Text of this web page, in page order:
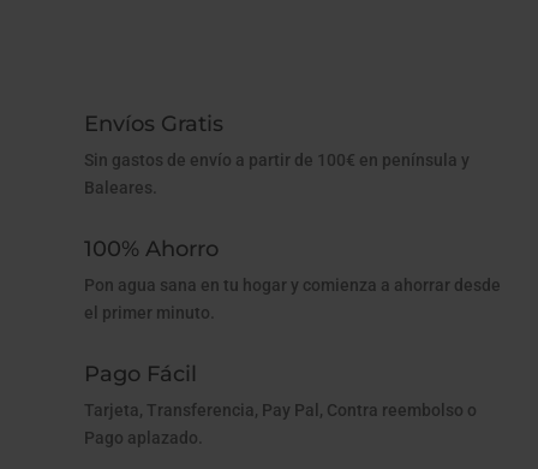
Envíos Gratis
Sin gastos de envío a partir de 100€ en península y
Baleares.
100% Ahorro
Pon agua sana en tu hogar y comienza a ahorrar desde
el primer minuto.
Pago Fácil
Tarjeta, Transferencia, Pay Pal, Contra reembolso o
Pago aplazado.